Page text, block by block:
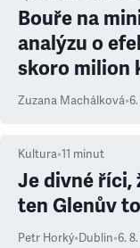
Bouře na
analýzu o
skoro milion
Zuzana Machálková•
Kultura•11 minut
Je divné říci,
ten Glenův
Petr Horký•Dublin•6.